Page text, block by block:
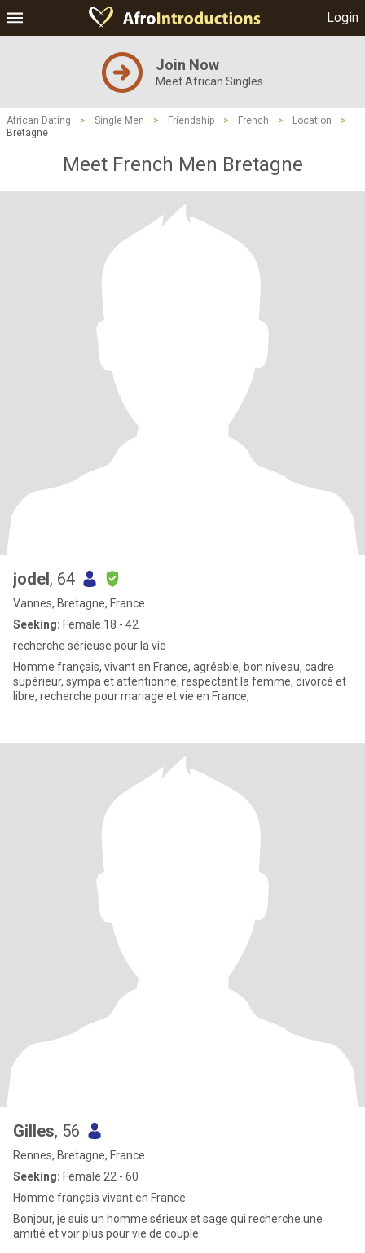
Login
Join Now
Meet African Singles
African Dating > Single Men > Friendship > French > Location
>
Bretagne
Meet French Men Bretagne
jodel, 64
Vannes, Bretagne, France
Seeking: Female 18 - 42
recherche sérieuse pour la vie
Homme français, vivant en France, agréable, bon niveau, cadre
supérieur, sympa et attentionné, respectant la femme, divorcé et
libre, recherche pour mariage et vie en France,
Gilles, 56
Rennes, Bretagne, France
Seeking: Female 22 - 60
Homme français vivant en France
Bonjour, je suis un homme sérieux et sage qui recherche une
amitié et voir plus pour vie de couple.